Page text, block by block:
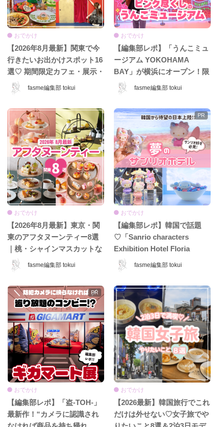
fasme編集部 tokui
おでかけ
【2026年8月最新】関東で今
行きたいお出かけスポット16
選♡ 期間限定カフェ・展示・
POPUPまとめ
fasme編集部 tokui
おでかけ
【編集部レポ】「うんこミュ
ージアム YOKOHAMA
BAY」が横浜にオープン！限
定コンテンツ＆グッズをひと
足先に体験♡
fasme編集部 tokui
おでかけ
【2026年8月最新】東京・関
東のアフタヌーンティー8選
｜桃・シャインマスカットな
ど夏限定ホテル＆カフェ特
集！
fasme編集部 tokui
おでかけ
【編集部レポ】韓国で話題
♡「Sanrio characters
Exhibition Hotel Floria
Tokyo」が日本上陸♡ 夢みた
いなホテル空間＆限定グッズ
をレポ！
おでかけ
【編集部レポ】「盗-TOH-」
最新作！“カメラに認識され
おでかけ
【2026最新】韓国旅行でこれ
だけは外せない♡女子旅でや